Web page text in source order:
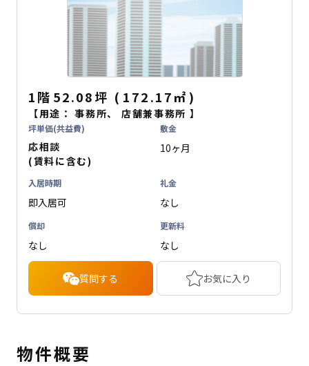
1階 52.08坪 ( 172.17㎡ )
【用途：事務所、 店舗兼事務所 】
坪単価(共益費)
応相談
(賃料に含む)
敷金
10ヶ月
入居時期
即入居可
礼金
なし
償却
なし
更新料
なし
質問する お気に入り
物件概要